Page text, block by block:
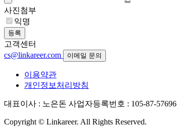
사진첨부
익명
등록
고객센터
cs@linkareer.com
이메일 문의
이용약관
개인정보처리방침
대표이사 : 노은돈 사업자등록번호 : 105-87-57696
Copyright © Linkareer. All Rights Reserved.